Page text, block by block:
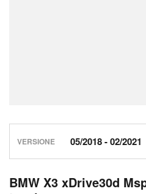
VERSIONE
BMW X3 xDrive30d